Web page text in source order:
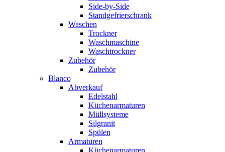
Side-by-Side
Standgefrierschrank
Waschen
Trockner
Waschmaschine
Waschtrockner
Zubehör
Zubehör
Blanco
Abverkauf
Edelstahl
Küchenarmaturen
Müllsysteme
Silgranit
Spülen
Armaturen
Küchenarmaturen